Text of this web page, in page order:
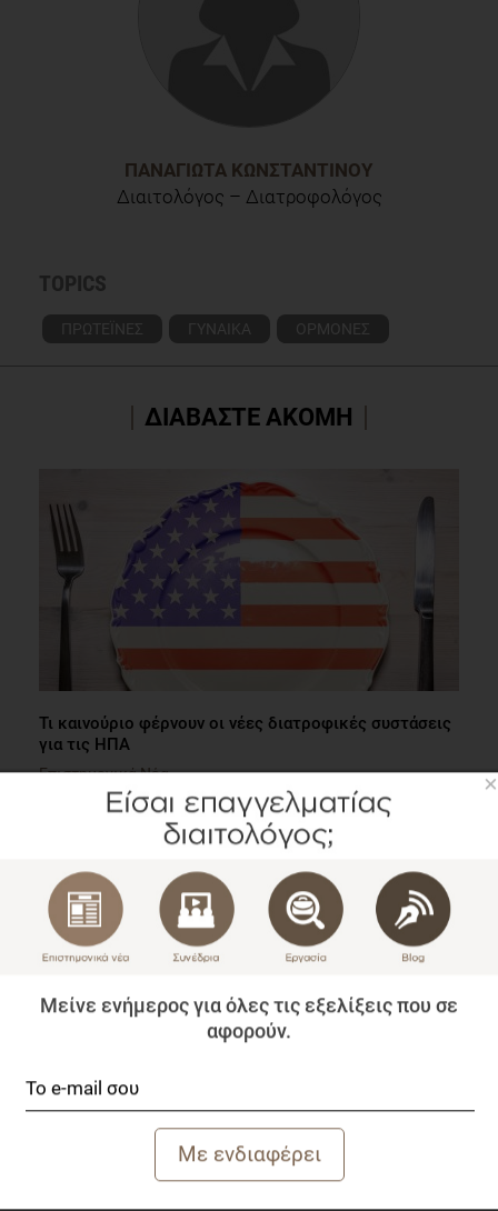
ΠΑΝΑΓΙΏΤΑ ΚΩΝΣΤΑΝΤΊΝΟΥ
Διαιτολόγος – Διατροφολόγος
TOPICS
ΠΡΩΤΕΪΝΕΣ ΓΥΝΑΙΚΑ ΟΡΜΟΝΕΣ
ΔΙΑΒΑΣΤΕ ΑΚΟΜΗ
Τι καινούριο φέρνουν οι νέες διατροφικές συστάσεις
για τις ΗΠΑ
Επιστημονικά Νέα
1 λεπτό να διαβαστεί
1 λεπτό να διαβαστεί
×
Μείνε ενήμερος για όλες τις εξελίξεις που σε
αφορούν.